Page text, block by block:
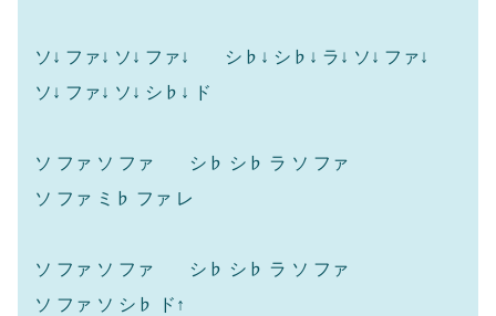
ソ↓ ファ↓ ソ↓ ファ↓ シ♭↓ シ♭↓ ラ↓ ソ↓ ファ↓
ソ↓ ファ↓ ソ↓ シ♭↓ ド
ソ ファ ソ ファ シ♭ シ♭ ラ ソ ファ
ソ ファ ミ♭ ファ レ
ソ ファ ソ ファ シ♭ シ♭ ラ ソ ファ
ソ ファ ソ シ♭ ド↑